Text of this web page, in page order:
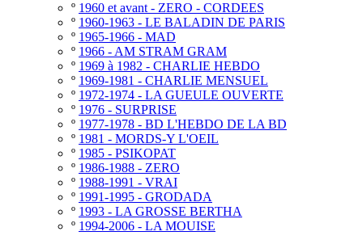
º 1960 et avant - ZERO - CORDEES
º 1960-1963 - LE BALADIN DE PARIS
º 1965-1966 - MAD
º 1966 - AM STRAM GRAM
º 1969 à 1982 - CHARLIE HEBDO
º 1969-1981 - CHARLIE MENSUEL
º 1972-1974 - LA GUEULE OUVERTE
º 1976 - SURPRISE
º 1977-1978 - BD L'HEBDO DE LA BD
º 1981 - MORDS-Y L'OEIL
º 1985 - PSIKOPAT
º 1986-1988 - ZERO
º 1988-1991 - VRAI
º 1991-1995 - GRODADA
º 1993 - LA GROSSE BERTHA
º 1994-2006 - LA MOUISE